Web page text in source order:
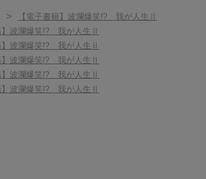
>
【電子書籍】波瀾爆笑!? 我が人生Ⅱ
】波瀾爆笑!? 我が人生Ⅱ
】波瀾爆笑!? 我が人生Ⅱ
】波瀾爆笑!? 我が人生Ⅱ
】波瀾爆笑!? 我が人生Ⅱ
】波瀾爆笑!? 我が人生Ⅱ